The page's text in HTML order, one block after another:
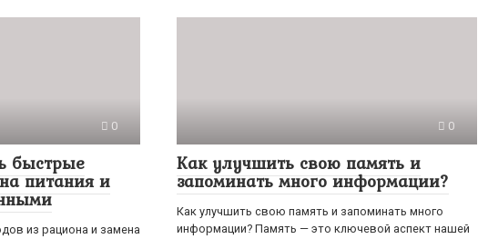
0
быстрые
питания и
из рациона и замена
0
Как улучшить свою память и
запоминать много информации?
Как улучшить свою память и запоминать много
информации? Память — это ключевой аспект нашей